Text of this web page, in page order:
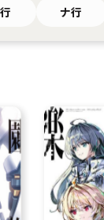
ナ行